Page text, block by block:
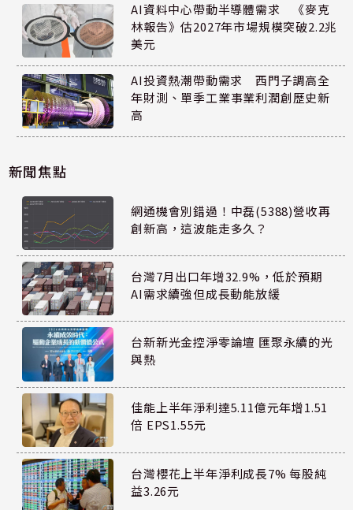
AI資料中心帶動半導體需求 《麥克
林報告》估2027年市場規模突破2.2兆
美元
AI投資熱潮帶動需求 西門子調高全
年財測、單季工業事業利潤創歷史新
高
新聞焦點
網通機會別錯過！中磊(5388)營收再
創新高，這波能走多久？
台灣7月出口年增32.9%，低於預期
AI需求續強但成長動能放緩
台新新光金控淨零論壇 匯聚永續的光
與熱
佳能上半年淨利達5.11億元年增1.51
倍 EPS1.55元
台灣櫻花上半年淨利成長7% 每股純
益3.26元